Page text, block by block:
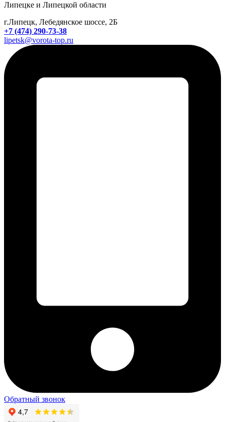
Липецке и Липецкой области
г.Липецк, Лебедянское шоссе, 2Б
+7 (474) 290-73-38
lipetsk@vorota-top.ru
Обратный звонок